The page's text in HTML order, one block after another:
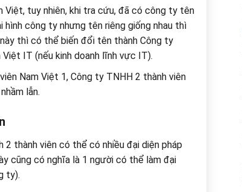
Việt, tuy nhiên, khi tra cứu, đã có công ty tên
công ty nhưng tên riêng giống nhau thì
thì có thể biến đổi tên thành Công ty
Việt IT (nếu kinh doanh lĩnh vực IT).
Nam Việt 1, Công ty TNHH 2 thành viên
lẫn.
thành viên có thể có nhiều đại diện pháp
cũng có nghĩa là 1 người có thể làm đại
ty).